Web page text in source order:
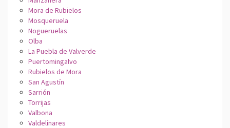
Mora de Rubielos
Mosqueruela
Nogueruelas
Olba
La Puebla de Valverde
Puertomingalvo
Rubielos de Mora
San Agustín
Sarrión
Torrijas
Valbona
Valdelinares